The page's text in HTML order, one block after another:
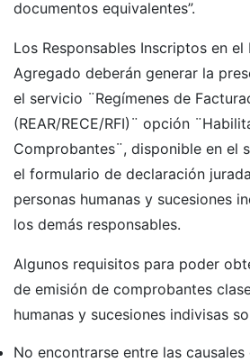
documentos equivalentes”.
Los Responsables Inscriptos en
Agregado deberán generar la
el servicio ¨Regímenes de
(REAR/RECE/RFI)¨ opción
Comprobantes¨, disponible en el
el formulario de declaración
personas humanas y sucesiones
los demás responsables.
Algunos requisitos para poder
de emisión de comprobantes
humanas y sucesiones indivisas
No encontrarse entre las